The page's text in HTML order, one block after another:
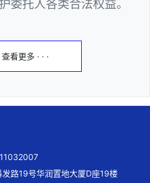
委托人各类合法权益。
查看更多 · · ·
路19号华润置地大厦D座19楼